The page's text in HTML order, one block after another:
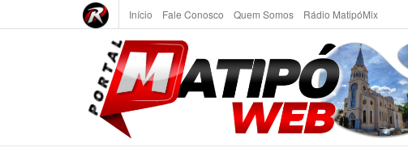
Início Fale Conosco Quem Somos Rádio MatipóMix